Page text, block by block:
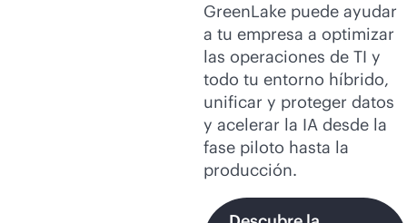
GreenLake puede ayudar
a tu empresa a optimizar
las operaciones de TI y
todo tu entorno híbrido,
unificar y proteger datos
y acelerar la IA desde la
fase piloto hasta la
producción.